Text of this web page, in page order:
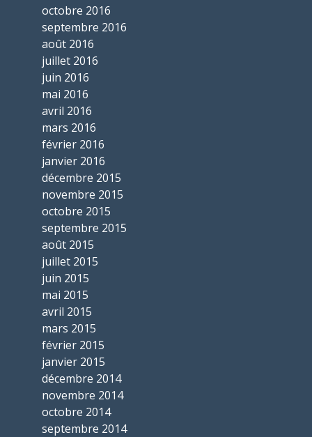
octobre 2016
septembre 2016
août 2016
juillet 2016
juin 2016
mai 2016
avril 2016
mars 2016
février 2016
janvier 2016
décembre 2015
novembre 2015
octobre 2015
septembre 2015
août 2015
juillet 2015
juin 2015
mai 2015
avril 2015
mars 2015
février 2015
janvier 2015
décembre 2014
novembre 2014
octobre 2014
septembre 2014